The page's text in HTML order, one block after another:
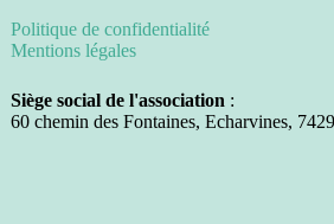
Politique de confidentialité
Mentions légales
Siège social de l'association :
60 chemin des Fontaines, Echarvines,